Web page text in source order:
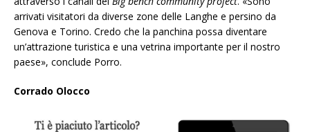
arrivati visitatori da diverse zone delle Langhe e persino da
Genova e Torino. Credo che la panchina possa diventare
un’attrazione turistica e una vetrina importante per il nostro
paese», conclude Porro.
Corrado Olocco